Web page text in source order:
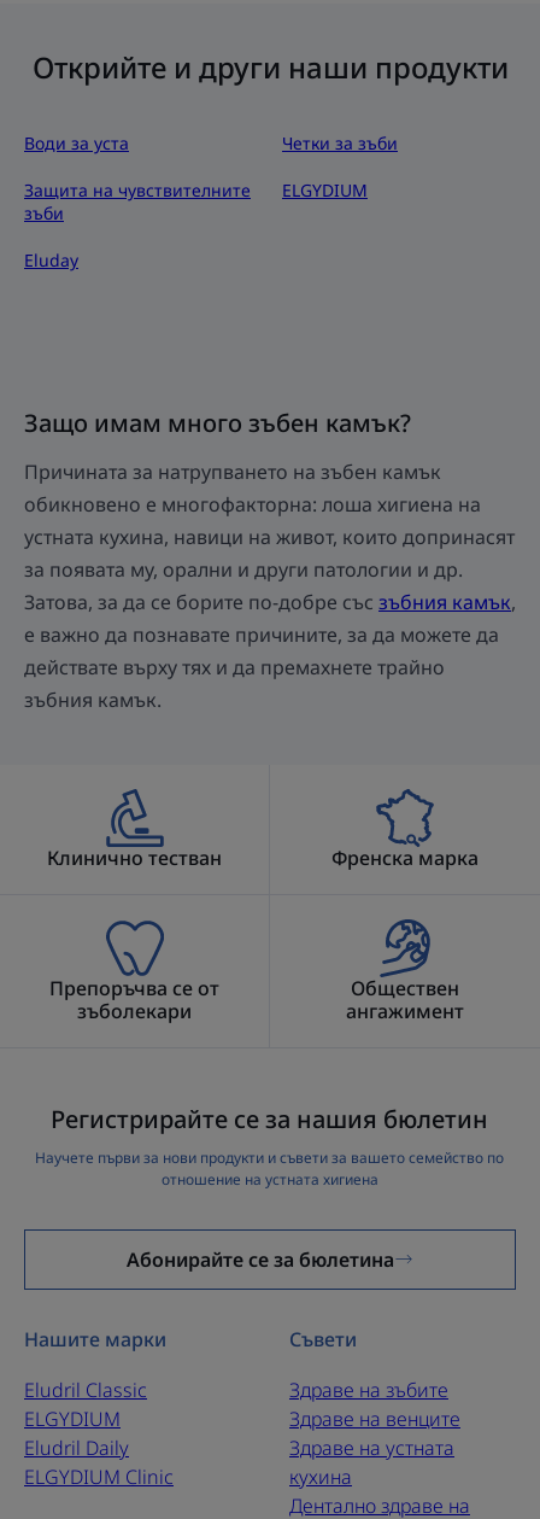
Открийте и други наши продукти
Води за уста Четки за зъби
Защита на чувствителните
зъби
ELGYDIUM
Eluday
Защо имам много зъбен камък?
Причината за натрупването на зъбен камък
обикновено е многофакторна: лоша хигиена на
устната кухина, навици на живот, които допринасят
за появата му, орални и други патологии и др.
Затова, за да се борите по-добре със зъбния камък,
е важно да познавате причините, за да можете да
действате върху тях и да премахнете трайно
зъбния камък.
Клинично тестван Френска марка
Препоръчва се от
зъболекари
Обществен
ангажимент
Регистрирайте се за нашия бюлетин
Научете първи за нови продукти и съвети за вашето семейство по
отношение на устната хигиена
Абонирайте се за бюлетина
Нашите марки
Eludril Classic
ELGYDIUM
Eludril Daily
ELGYDIUM Clinic
Съвети
Здраве на зъбите
Здраве на венците
Здраве на устната
кухина
Дентално здраве на